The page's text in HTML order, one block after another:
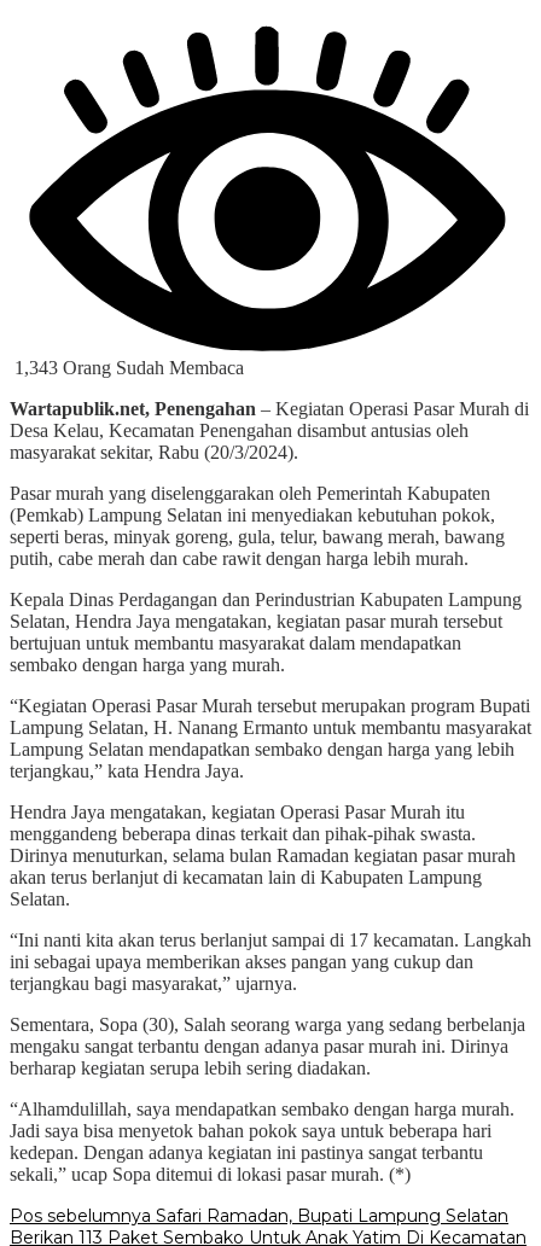
1,343 Orang Sudah Membaca
Wartapublik.net, Penengahan – Kegiatan Operasi Pasar Murah di
Desa Kelau, Kecamatan Penengahan disambut antusias oleh
masyarakat sekitar, Rabu (20/3/2024).
Pasar murah yang diselenggarakan oleh Pemerintah Kabupaten
(Pemkab) Lampung Selatan ini menyediakan kebutuhan pokok,
seperti beras, minyak goreng, gula, telur, bawang merah, bawang
putih, cabe merah dan cabe rawit dengan harga lebih murah.
Kepala Dinas Perdagangan dan Perindustrian Kabupaten Lampung
Selatan, Hendra Jaya mengatakan, kegiatan pasar murah tersebut
bertujuan untuk membantu masyarakat dalam mendapatkan
sembako dengan harga yang murah.
“Kegiatan Operasi Pasar Murah tersebut merupakan program Bupati
Lampung Selatan, H. Nanang Ermanto untuk membantu masyarakat
Lampung Selatan mendapatkan sembako dengan harga yang lebih
terjangkau,” kata Hendra Jaya.
Hendra Jaya mengatakan, kegiatan Operasi Pasar Murah itu
menggandeng beberapa dinas terkait dan pihak-pihak swasta.
Dirinya menuturkan, selama bulan Ramadan kegiatan pasar murah
akan terus berlanjut di kecamatan lain di Kabupaten Lampung
Selatan.
“Ini nanti kita akan terus berlanjut sampai di 17 kecamatan. Langkah
ini sebagai upaya memberikan akses pangan yang cukup dan
terjangkau bagi masyarakat,” ujarnya.
Sementara, Sopa (30), Salah seorang warga yang sedang berbelanja
mengaku sangat terbantu dengan adanya pasar murah ini. Dirinya
berharap kegiatan serupa lebih sering diadakan.
“Alhamdulillah, saya mendapatkan sembako dengan harga murah.
Jadi saya bisa menyetok bahan pokok saya untuk beberapa hari
kedepan. Dengan adanya kegiatan ini pastinya sangat terbantu
sekali,” ucap Sopa ditemui di lokasi pasar murah. (*)
Navigasi
Pos sebelumnya Safari Ramadan, Bupati Lampung Selatan
Berikan 113 Paket Sembako Untuk Anak Yatim Di Kecamatan